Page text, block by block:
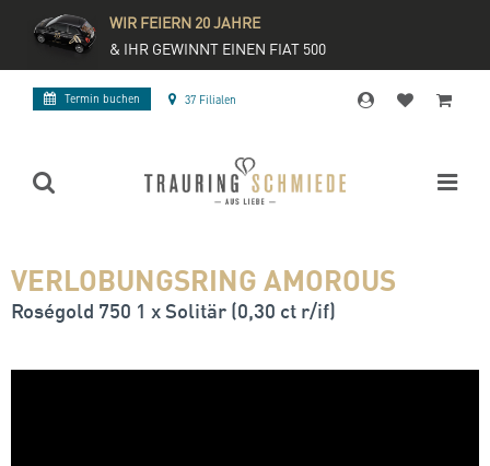
WIR FEIERN 20 JAHRE
& IHR GEWINNT EINEN FIAT 500
Termin buchen 37 Filialen
VERLOBUNGSRING AMOROUS
Roségold 750 1 x Solitär (0,30 ct r/if)